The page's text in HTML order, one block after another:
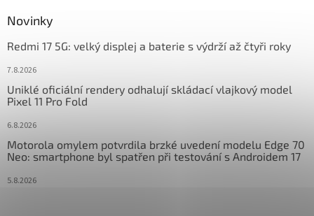
Novinky
Redmi 17 5G: velký displej a baterie s výdrží až čtyři roky
7.8.2026
Uniklé oficiální rendery odhalují skládací vlajkový model
Pixel 11 Pro Fold
6.8.2026
Motorola omylem potvrdila brzké uvedení modelu Edge 70
Neo: smartphone byl spatřen při testování s Androidem 17
5.8.2026